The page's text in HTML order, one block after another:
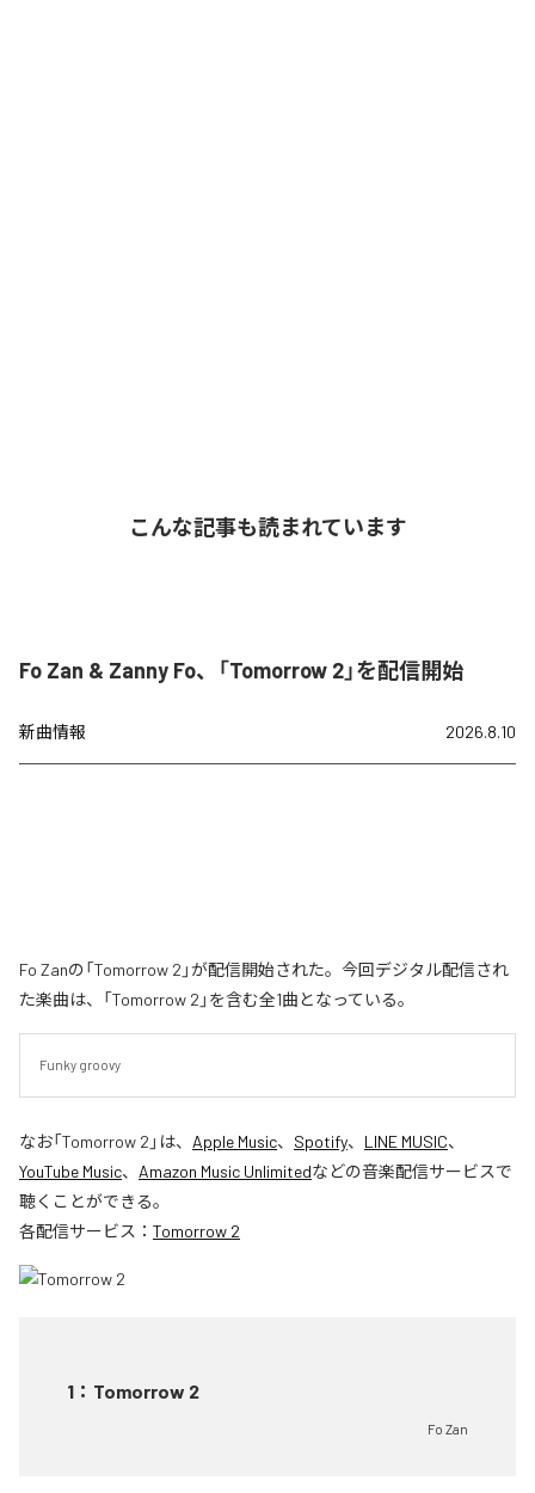
こんな記事も読まれています
Fo Zan & Zanny Fo、「Tomorrow 2」を配信開始
新曲情報 2026.8.10
Fo Zanの「Tomorrow 2」が配信開始された。今回デジタル配信され
た楽曲は、「Tomorrow 2」を含む全1曲となっている。
Funky groovy
なお「Tomorrow 2 」は、 Apple Music、 Spotify、 LINE MUSIC、
YouTube Music、 Amazon Music Unlimitedなどの音楽配信サービスで
聴くことができる。
各配信サービス： Tomorrow 2
1 ： Tomorrow 2
Fo Zan